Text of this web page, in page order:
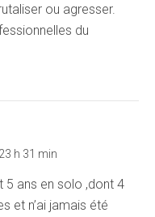
ou agresser.
du
h 31 min
5 ans en solo ,dont 4
et n’ai jamais été